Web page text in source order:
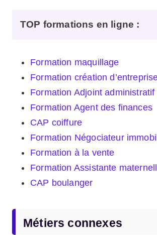
TOP formations en ligne :
Formation maquillage
Formation création
Formation Adjoint administratif
Formation Agent des finances
CAP coiffure
Formation Négociateur
Formation à la vente
Formation Assistante
CAP boulanger
Métiers connexes